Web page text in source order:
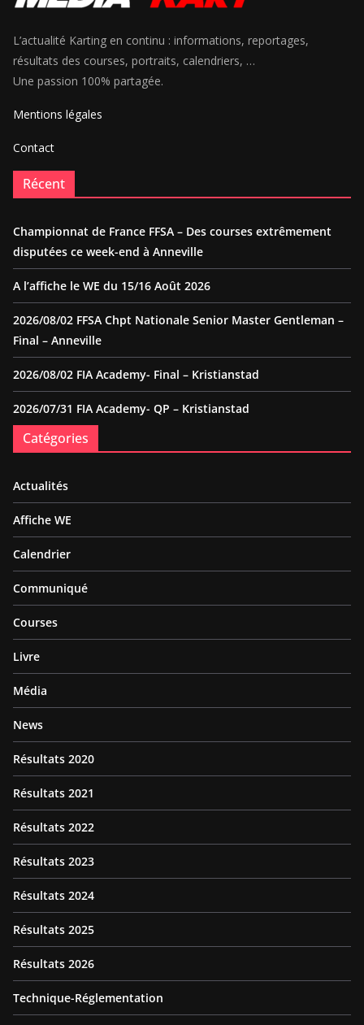
L’actualité Karting en continu : informations, reportages,
résultats des courses, portraits, calendriers, …
Une passion 100% partagée.
Mentions légales
Contact
Récent
Championnat de France FFSA – Des courses extrêmement
disputées ce week-end à Anneville
A l’affiche le WE du 15/16 Août 2026
2026/08/02 FFSA Chpt Nationale Senior Master Gentleman –
Final – Anneville
2026/08/02 FIA Academy- Final – Kristianstad
2026/07/31 FIA Academy- QP – Kristianstad
Catégories
Actualités
Affiche WE
Calendrier
Communiqué
Courses
Livre
Média
News
Résultats 2020
Résultats 2021
Résultats 2022
Résultats 2023
Résultats 2024
Résultats 2025
Résultats 2026
Technique-Réglementation